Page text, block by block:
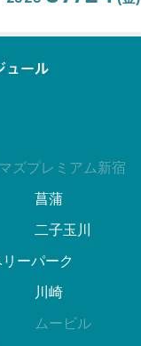
ズプレミアム新宿
菖蒲
二子玉川
ーパーク
川崎
ムービル